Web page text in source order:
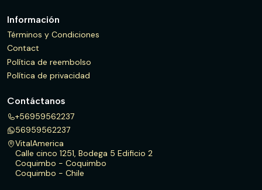
Información
Términos y Condiciones
Contact
Política de reembolso
Política de privacidad
Contáctanos
+56959562237
56959562237
VitalAmerica
Calle cinco 1251, Bodega 5 Edificio 2
Coquimbo - Coquimbo
Coquimbo - Chile